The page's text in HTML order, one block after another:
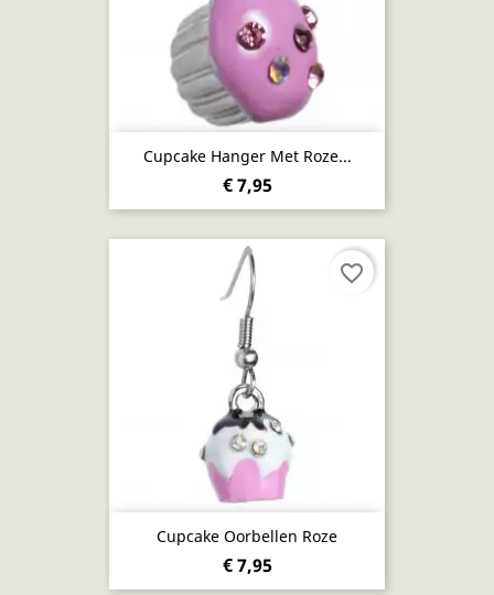
Cupcake Hanger Met Roze...
€ 7,95
Cupcake Oorbellen Roze
€ 7,95
favorite_border